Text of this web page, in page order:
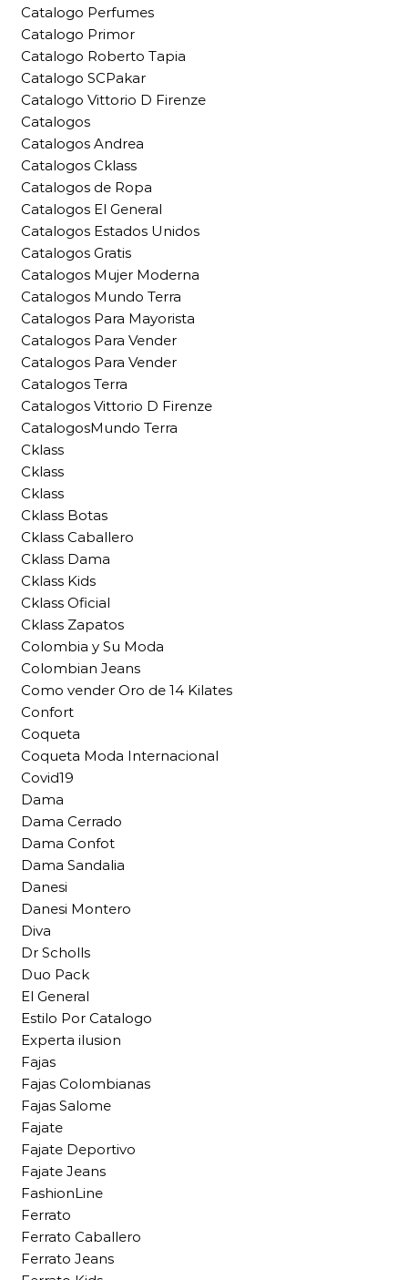
Catalogo Perfumes
Catalogo Primor
Catalogo Roberto Tapia
Catalogo SCPakar
Catalogo Vittorio D Firenze
Catalogos
Catalogos Andrea
Catalogos Cklass
Catalogos de Ropa
Catalogos El General
Catalogos Estados Unidos
Catalogos Gratis
Catalogos Mujer Moderna
Catalogos Mundo Terra
Catalogos Para Mayorista
Catalogos Para Vender
Catalogos Para Vender
Catalogos Terra
Catalogos Vittorio D Firenze
CatalogosMundo Terra
Cklass
Cklass
Cklass
Cklass Botas
Cklass Caballero
Cklass Dama
Cklass Kids
Cklass Oficial
Cklass Zapatos
Colombia y Su Moda
Colombian Jeans
Como vender Oro de 14 Kilates
Confort
Coqueta
Coqueta Moda Internacional
Covid19
Dama
Dama Cerrado
Dama Confot
Dama Sandalia
Danesi
Danesi Montero
Diva
Dr Scholls
Duo Pack
El General
Estilo Por Catalogo
Experta ilusion
Fajas
Fajas Colombianas
Fajas Salome
Fajate
Fajate Deportivo
Fajate Jeans
FashionLine
Ferrato
Ferrato Caballero
Ferrato Jeans